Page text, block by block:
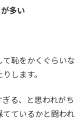
多い
恥をかくぐらいな
します。
る、と思われがち
ているかと問われ